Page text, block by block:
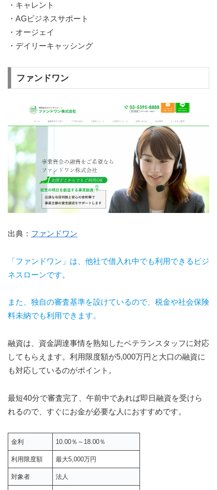
・キャレント
・AGビジネスサポート
・オージェイ
・デイリーキャッシング
ファンドワン
出典： ファンドワン
「ファンドワン」は、他社で借入れ中でも利用できるビジ
ネスローンです。
また、独自の審査基準を設けているので、税金や社会保険
料未納でも利用できます。
融資は、資金調達事情を熟知したベテランスタッフに対応
してもらえます。利用限度額が5,000万円と大口の融資に
も対応しているのがポイント。
最短40分で審査完了、午前中であれば即日融資を受けら
れるので、すぐにお金が必要な人におすすめです。
金利 10.00％～18.00％
利用限度額 最大5,000万円
対象者 法人